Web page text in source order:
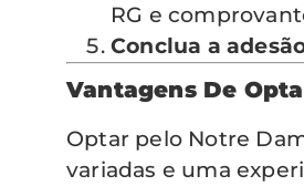
RG e
Conclua a
Vantagens De
Optar pelo Notre
variadas e uma